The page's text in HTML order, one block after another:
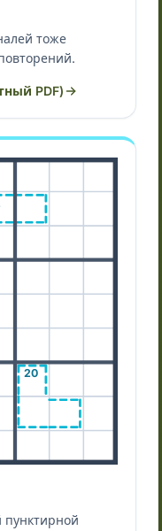
тоже
PDF)
20